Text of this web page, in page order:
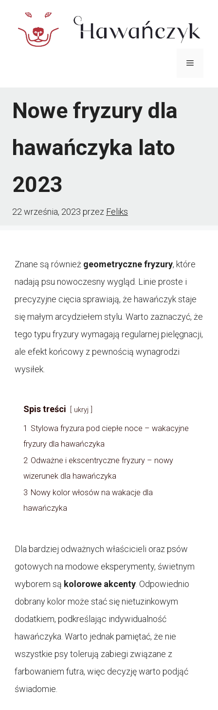
Menu
Nowe fryzury dla
hawańczyka lato
2023
22 września, 2023 przez Feliks
Znane są również geometryczne fryzury, które
nadają psu nowoczesny wygląd. Linie proste i
precyzyjne cięcia sprawiają, że hawańczyk staje
się małym arcydziełem stylu. Warto zaznaczyć, że
tego typu fryzury wymagają regularnej pielęgnacji,
ale efekt końcowy z pewnością wynagrodzi
wysiłek.
Spis treści ukryj
1 Stylowa fryzura pod ciepłe noce – wakacyjne
fryzury dla hawańczyka
2 Odważne i ekscentryczne fryzury – nowy
wizerunek dla hawańczyka
3 Nowy kolor włosów na wakacje dla
hawańczyka
Dla bardziej odważnych właścicieli oraz psów
gotowych na modowe eksperymenty, świetnym
wyborem są kolorowe akcenty . Odpowiednio
dobrany kolor może stać się nietuzinkowym
dodatkiem, podkreślając indywidualność
hawańczyka. Warto jednak pamiętać, że nie
wszystkie psy tolerują zabiegi związane z
farbowaniem futra, więc decyzję warto podjąć
świadomie.